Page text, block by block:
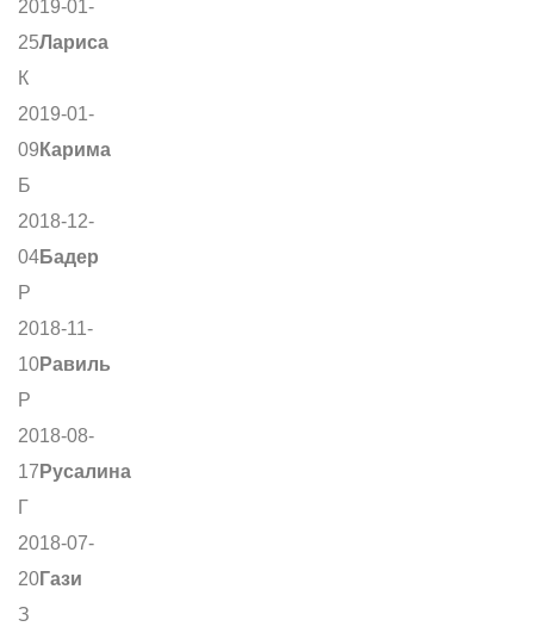
2019-01-
25Лариса
К
2019-01-
09 Карима
Б
2018-12-
04Бадер
Р
2018-11-
10Равиль
Р
2018-08-
17 Русалина
Г
2018-07-
20Гази
З